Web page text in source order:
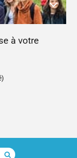
à votre